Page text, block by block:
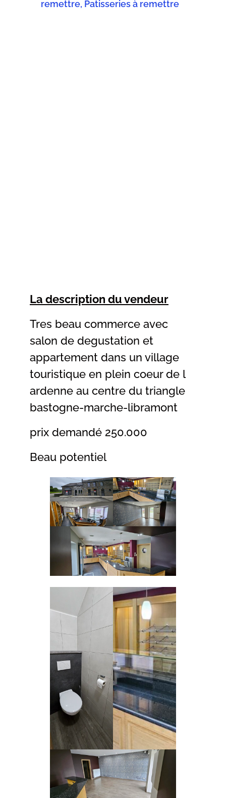
remettre, Patisseries à remettre
La description du vendeur
Tres beau commerce avec
salon de degustation et
appartement dans un village
touristique en plein coeur de l
ardenne au centre du triangle
bastogne-marche-libramont
prix demandé 250.000
Beau potentiel